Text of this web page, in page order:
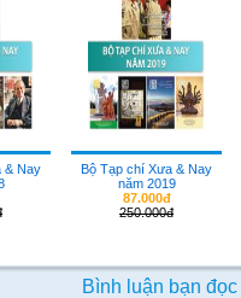
& Nay
Bộ Tạp chí Xưa & Nay
năm 2019
87.000đ
250.000đ
Bình luận bạn đọc